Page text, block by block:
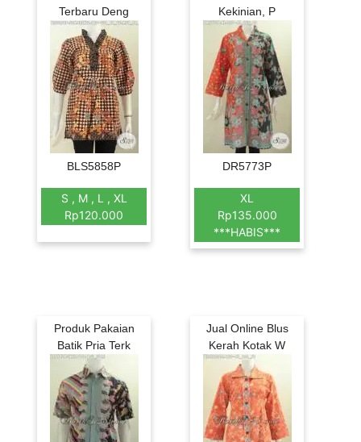
Terbaru Deng
BLS5858P
S , M , L , XL
Rp120.000
Kekinian, P
DR5773P
XL
Rp135.000
***HABIS***
Produk Pakaian
Batik Pria Terk
Jual Online Blus
Kerah Kotak W